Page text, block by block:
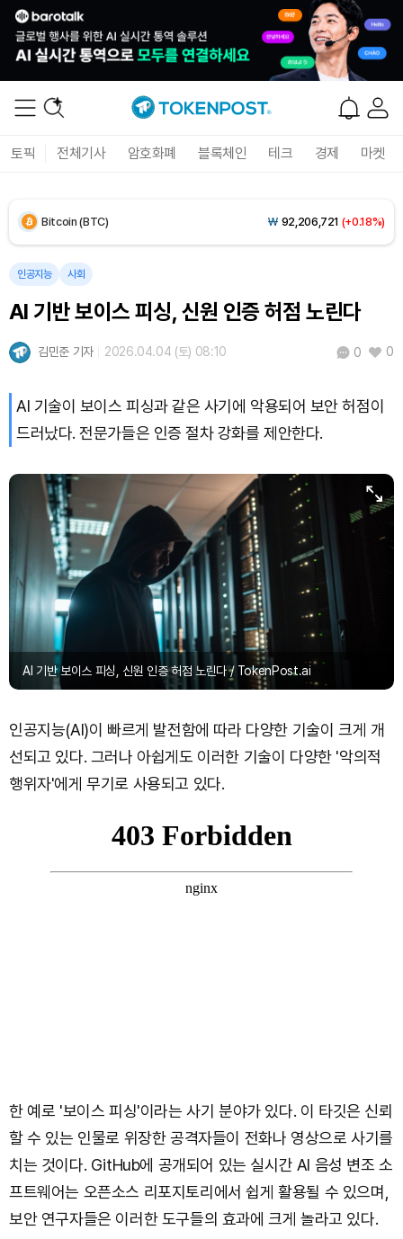
토픽 전체기사 암호화폐 블록체인 테크 경제 마켓
Bitcoin (BTC) ₩ 92,206,721 (+0.18%)
Ethereum (ETH)
Tether USDt (USDT) ₩ 1,424 (+0.02%)
BNB (BNB) 843,035(-0.18%)
USDC (USDC) ₩ 1,425(-0.01%)
Solana (SOL) ₩104,454 (+0.25%)
TRON (TRX) ₩ 466.3 (+0.18%)
Hyperliquid (HYPE) 77,007
Dogecoin (DOGE) 99.09(+0.73%)
인공지능 사회
AI 기반 보이스 피싱, 신원 인증 허점 노린다
김민준 기자 2026.04.04 (토) 08:10 0 0
AI 기술이 보이스 피싱과 같은 사기에 악용되어 보안 허점이
드러났다. 전문가들은 인증 절차 강화를 제안한다.
AI 기반 보이스 피싱, 신원 인증 허점 노린다 / TokenPost.ai
인공지능(AI)이 빠르게 발전함에 따라 다양한 기술이 크게 개
선되고 있다. 그러나 아쉽게도 이러한 기술이 다양한 '악의적
행위자'에게 무기로 사용되고 있다.
한 예로 '보이스 피싱'이라는 사기 분야가 있다. 이 타깃은 신뢰
할 수 있는 인물로 위장한 공격자들이 전화나 영상으로 사기를
치는 것이다. GitHub에 공개되어 있는 실시간 AI 음성 변조 소
프트웨어는 오픈소스 리포지토리에서 쉽게 활용될 수 있으며,
보안 연구자들은 이러한 도구들의 효과에 크게 놀라고 있다.